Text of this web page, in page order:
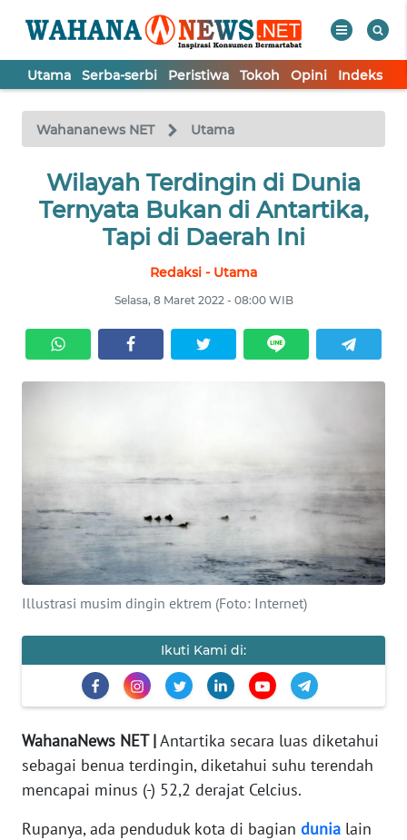
Utama Serba-serbi Peristiwa Tokoh Opini Indeks
Wahananews NET Utama
Wilayah Terdingin di Dunia
Ternyata Bukan di Antartika,
Tapi di Daerah Ini
Redaksi - Utama
Selasa, 8 Maret 2022 - 08:00 WIB
Illustrasi musim dingin ektrem (Foto: Internet)
Ikuti Kami di:
WahanaNews NET |Antartika secara luas diketahui
sebagai benua terdingin, diketahui suhu terendah
mencapai minus (-) 52,2 derajat Celcius.
Rupanya, ada penduduk kota di bagian dunia lain
TV
Tutup
UTAMA
TOKOH
INDEKS
BERITA
KONTAK
KAMI
KAMI
PEDOMAN
MEDIA
SIBER